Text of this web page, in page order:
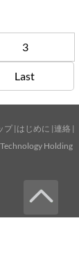
3
Last
プ | はじめに |連絡 |
Holding